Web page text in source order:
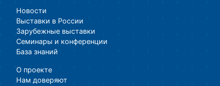
Новости
Выставки в России
Зарубежные выставки
Семинары и конференции
База знаний
О проекте
Нам доверяют